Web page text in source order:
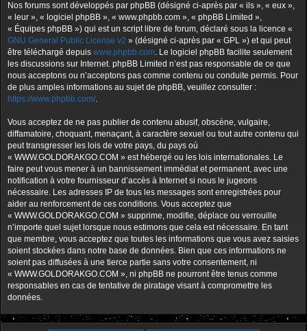
Nos forums sont développés par phpBB (désigné ci-après par « ils », « eux »,
« leur », « logiciel phpBB », « www.phpbb.com », « phpBB Limited »,
« Équipes phpBB ») qui est un script libre de forum, déclaré sous la licence «
GNU General Public License v2 » (désigné ci-après par « GPL ») et qui peut
être téléchargé depuis www.phpbb.com. Le logiciel phpBB facilite seulement
les discussions sur Internet. phpBB Limited n’est pas responsable de ce que
nous acceptons ou n’acceptons pas comme contenu ou conduite permis. Pour
de plus amples informations au sujet de phpBB, veuillez consulter :
https://www.phpbb.com/.
Vous acceptez de ne pas publier de contenu abusif, obscène, vulgaire,
diffamatoire, choquant, menaçant, à caractère sexuel ou tout autre contenu qui
peut transgresser les lois de votre pays, du pays où
« WWW.GOLDORAKGO.COM » est hébergé ou les lois internationales. Le
faire peut vous mener à un bannissement immédiat et permanent, avec une
notification à votre fournisseur d’accès à Internet si nous le jugeons
nécessaire. Les adresses IP de tous les messages sont enregistrées pour
aider au renforcement de ces conditions. Vous acceptez que
« WWW.GOLDORAKGO.COM » supprime, modifie, déplace ou verrouille
n’importe quel sujet lorsque nous estimons que cela est nécessaire. En tant
que membre, vous acceptez que toutes les informations que vous avez saisies
soient stockées dans notre base de données. Bien que ces informations ne
soient pas diffusées à une tierce partie sans votre consentement, ni
« WWW.GOLDORAKGO.COM », ni phpBB ne pourront être tenus comme
responsables en cas de tentative de piratage visant à compromettre les
données.